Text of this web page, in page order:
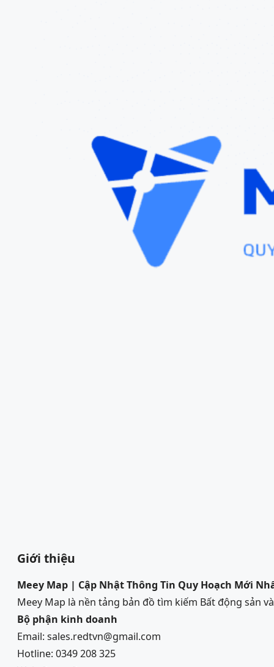
Giới thiệu
Meey Map | Cập Nhật Thông Tin Quy Hoạch Mới
Meey Map là nền tảng bản đồ tìm kiếm Bất động sản
Bộ phận kinh doanh
Email: sales.redtvn@gmail.com
Hotline: 0349 208 325